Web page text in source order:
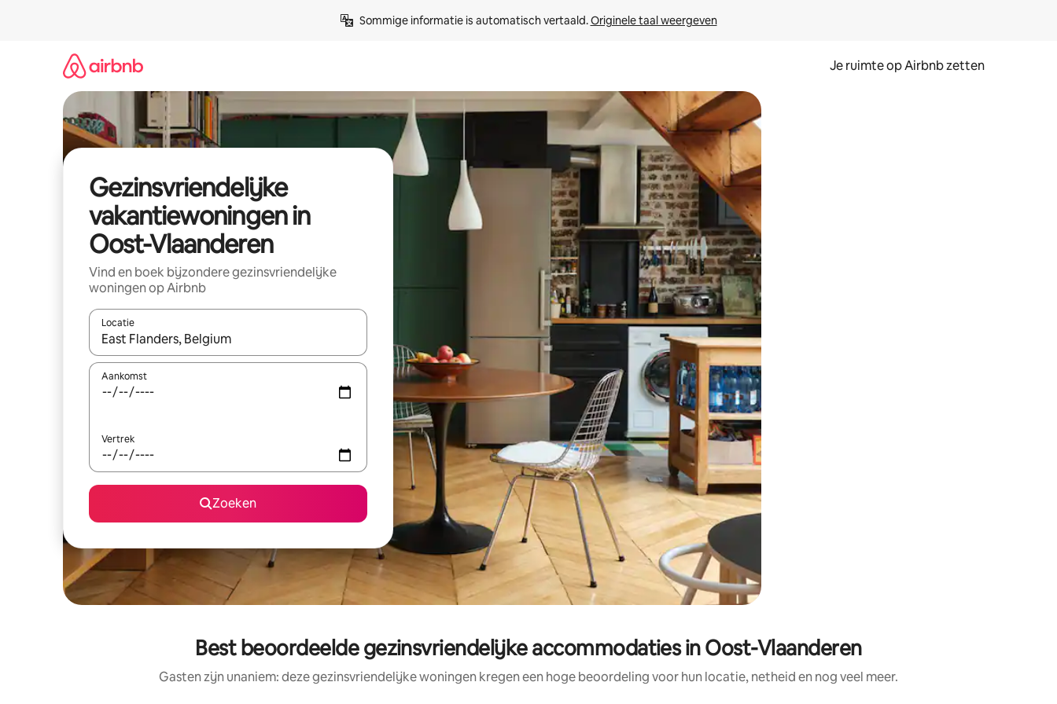
Sommige informatie is automatisch vertaald. Originele taal weergeven
Je ruimte op Airbnb zetten
Gezinsvriendelijke
vakantiewoningen in
Oost-Vlaanderen
Vind en boek bijzondere gezinsvriendelijke
woningen op Airbnb
Locatie
Wanneer er suggesties beschikbaar zijn, maak je een keuze met je de pijltjestoetsen omhoog en omlaag, óf door te tikken of swipen.
Aankomst
Vertrek
Zoeken
Best beoordeelde gezinsvriendelijke accommodaties in Oost-Vlaanderen
Gasten zijn unaniem: deze gezinsvriendelijke woningen kregen een hoge beoordeling voor hun locatie, netheid en nog veel meer.